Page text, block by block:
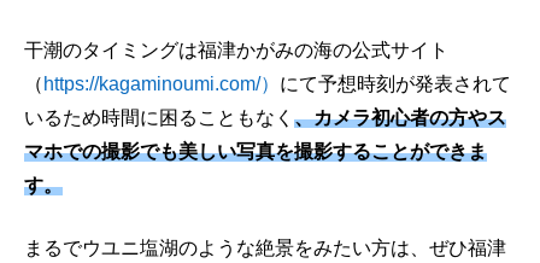
干潮のタイミングは福津かがみの海の公式サイト
（ https://kagaminoumi.com/） にて予想時刻が発表されて
いるため時間に困ることもなく 、カメラ初心者の方やス
マホでの撮影でも美しい写真を撮影することができま
す。
まるでウユニ塩湖のような絶景をみたい方は、ぜひ福津